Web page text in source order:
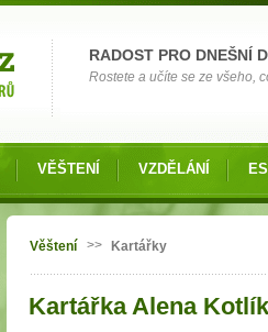
RADOST PRO DNEŠNÍ
Rostete a učíte se ze všeho,
VĚŠTENÍ VZDĚLÁNÍ
Jste zde
Věštení >> Kartářky
Kartářka Alena